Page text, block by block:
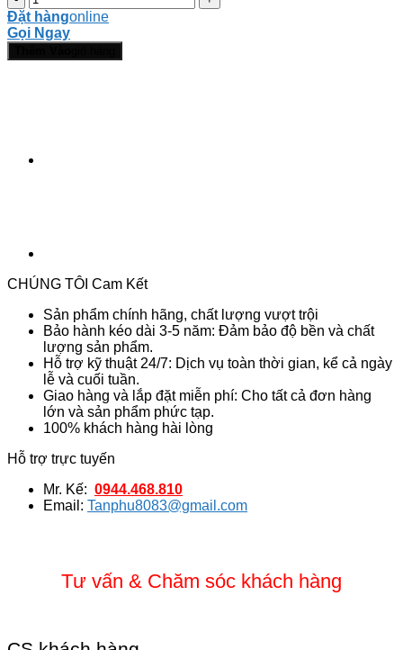
hút
chân
không
chè
Đặt hàngonline
Gọi Ngay
CHÚNG TÔI Cam Kết
Sản phẩm chính hãng, chất lượng vượt trội
Bảo hành kéo dài 3-5 năm: Đảm bảo độ bền và chất
lượng sản phẩm.
Hỗ trợ kỹ thuật 24/7: Dịch vụ toàn thời gian, kể cả ngày
lễ và cuối tuần.
Giao hàng và lắp đặt miễn phí: Cho tất cả đơn hàng
lớn và sản phẩm phức tạp.
100% khách hàng hài lòng
Hỗ trợ trực tuyến
Mr. Kế: 0944.468.810
Email: Tanphu8083@gmail.com
Tư vấn & Chăm sóc khách hàng